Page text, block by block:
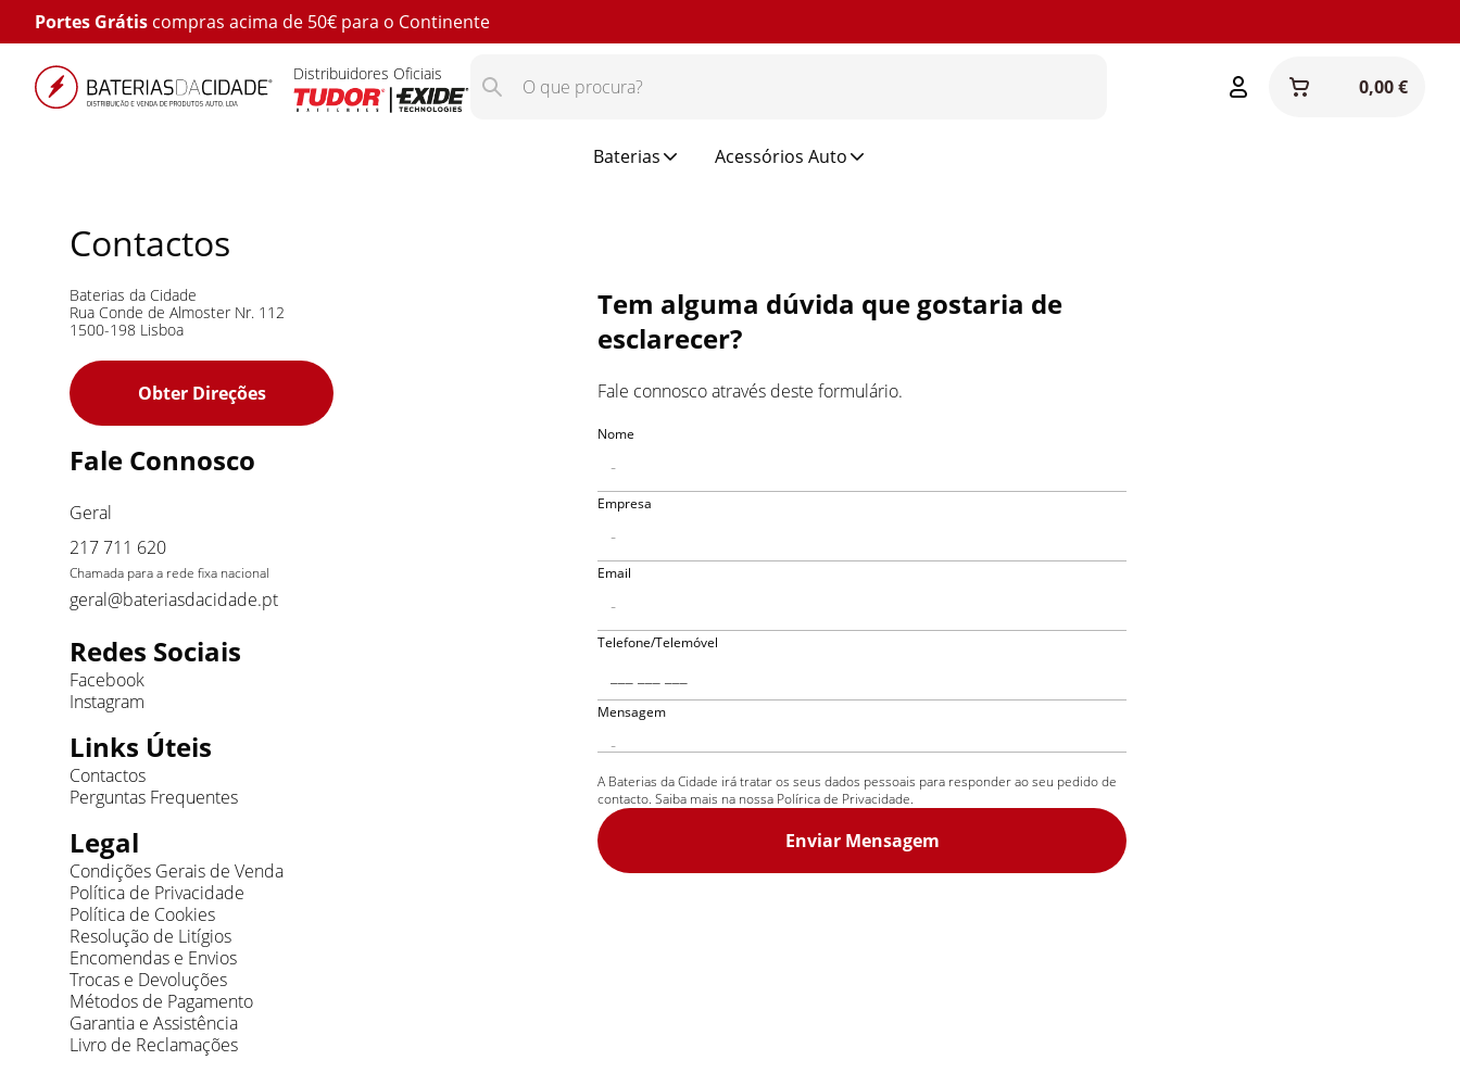
Portes Grátis compras acima de 50€ para o Continente
Distribuidores Oficiais
0,00 €
Baterias Acessórios Auto
Contactos
Baterias da Cidade
Rua Conde de Almoster Nr. 112
1500-198 Lisboa
Obter Direções
Fale Connosco
Geral
217 711 620
Chamada para a rede fixa nacional
geral@bateriasdacidade.pt
Redes Sociais
Facebook
Instagram
Links Úteis
Contactos
Perguntas Frequentes
Legal
Condições Gerais de Venda
Política de Privacidade
Política de Cookies
Resolução de Litígios
Encomendas e Envios
Trocas e Devoluções
Métodos de Pagamento
Garantia e Assistência
Livro de Reclamações
Tem alguma dúvida que gostaria de
esclarecer?
Fale connosco através deste formulário.
Nome
Empresa
Email
Telefone/Telemóvel
Mensagem
A Baterias da Cidade irá tratar os seus dados pessoais para responder ao seu pedido de
contacto. Saiba mais na nossa Polírica de Privacidade.
Enviar Mensagem